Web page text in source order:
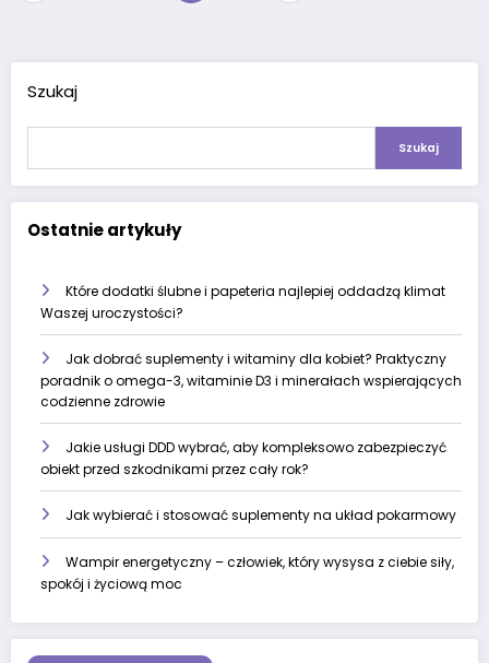
Szukaj
Szukaj
Ostatnie artykuły
Które dodatki ślubne i papeteria najlepiej oddadzą klimat
Waszej uroczystości?
Jak dobrać suplementy i witaminy dla kobiet? Praktyczny
poradnik o omega-3, witaminie D3 i minerałach wspierających
codzienne zdrowie
Jakie usługi DDD wybrać, aby kompleksowo zabezpieczyć
obiekt przed szkodnikami przez cały rok?
Jak wybierać i stosować suplementy na układ pokarmowy
Wampir energetyczny – człowiek, który wysysa z ciebie siły,
spokój i życiową moc